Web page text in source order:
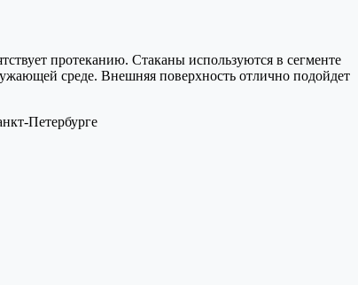
протеканию. Стаканы используются в сегменте
среде. Внешняя поверхность отлично подойдет
Петербурге